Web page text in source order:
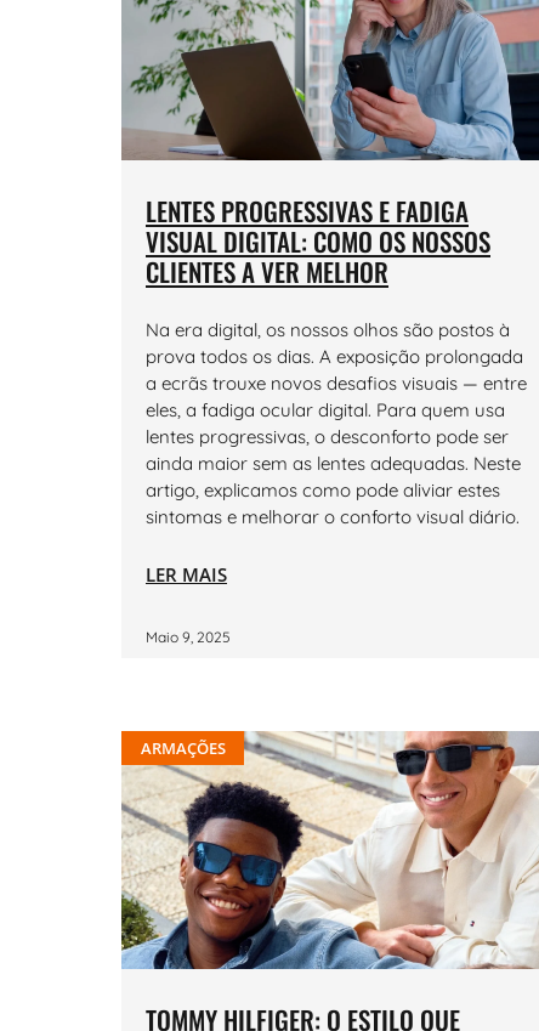
LENTES PROGRESSIVAS E FADIGA
VISUAL DIGITAL: COMO OS NOSSOS
CLIENTES A VER MELHOR
Na era digital, os nossos olhos são postos à
prova todos os dias. A exposição prolongada
a ecrãs trouxe novos desafios visuais — entre
eles, a fadiga ocular digital. Para quem usa
lentes progressivas, o desconforto pode ser
ainda maior sem as lentes adequadas. Neste
artigo, explicamos como pode aliviar estes
sintomas e melhorar o conforto visual diário.
LER MAIS
Maio 9, 2025
ARMAÇÕES
TOMMY HILFIGER: O ESTILO QUE